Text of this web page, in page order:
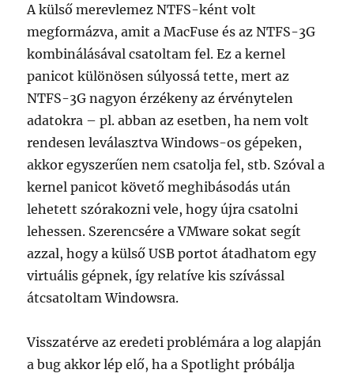
A külső merevlemez NTFS-ként volt
megformázva, amit a MacFuse és az NTFS-3G
kombinálásával csatoltam fel. Ez a kernel
panicot különösen súlyossá tette, mert az
NTFS-3G nagyon érzékeny az érvénytelen
adatokra – pl. abban az esetben, ha nem volt
rendesen leválasztva Windows-os gépeken,
akkor egyszerűen nem csatolja fel, stb. Szóval a
kernel panicot követő meghibásodás után
lehetett szórakozni vele, hogy újra csatolni
lehessen. Szerencsére a VMware sokat segít
azzal, hogy a külső USB portot átadhatom egy
virtuális gépnek, így relatíve kis szívással
átcsatoltam Windowsra.
Visszatérve az eredeti problémára a log alapján
a bug akkor lép elő, ha a Spotlight próbálja